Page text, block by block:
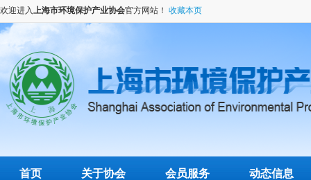
欢迎进入上海市环境保护产业协会官方网站！ 收藏本页
首页 关于协会 会员服务 动态信息